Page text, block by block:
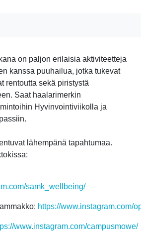
on paljon erilaisia aktiviteetteja
kanssa puuhailua, jotka tukevat
rentoutta sekä piristystä
Saat haalarimerkin
Hyvinvointiviikolla ja
lähempänä tapahtumaa.
samk_wellbeing/
https://www.instagram.com/
www.instagram.com/campusmowe/